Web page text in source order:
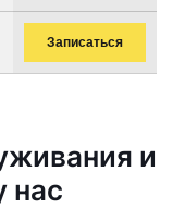
Записаться
и
нас